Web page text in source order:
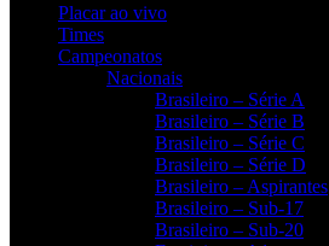
Placar ao vivo
Times
Campeonatos
Nacionais
Brasileiro – Série A
Brasileiro – Série B
Brasileiro – Série C
Brasileiro – Série D
Brasileiro – Aspirantes
Brasileiro – Sub-17
Brasileiro – Sub-20